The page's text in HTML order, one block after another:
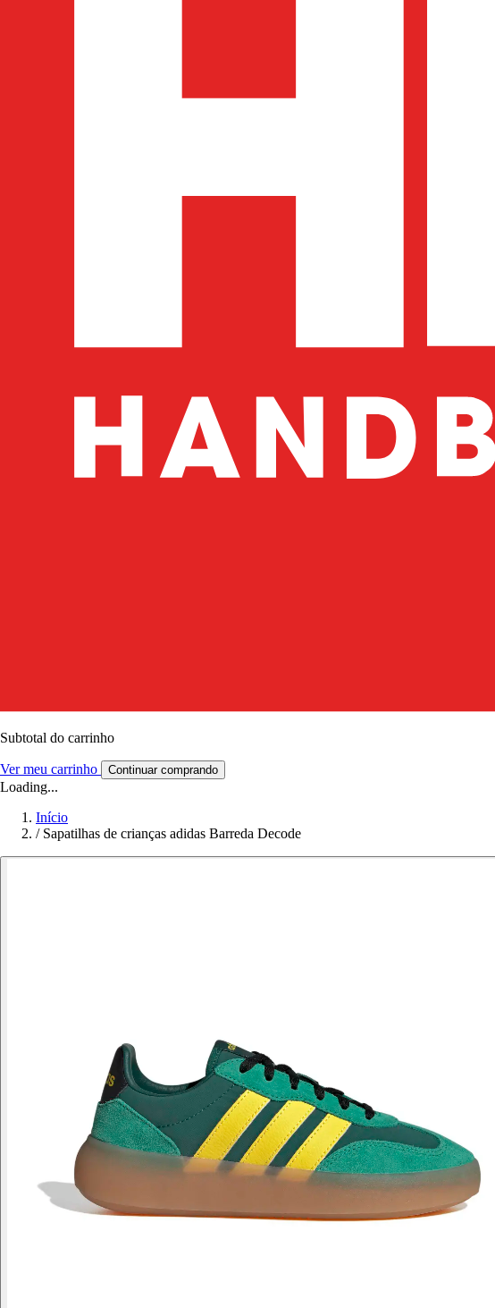
Subtotal do carrinho
Ver meu carrinho Continuar comprando
Loading...
Início
/ Sapatilhas de crianças adidas Barreda Decode